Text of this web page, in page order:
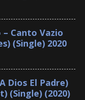
Canto Vazio
(Single) 2020
Dios El Padre)
(Single) (2020)